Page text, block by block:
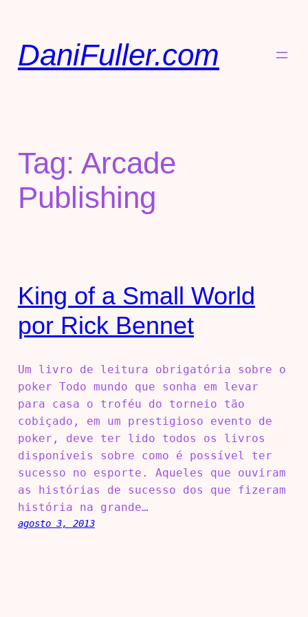
DaniFuller.com
Tag: Arcade
Publishing
King of a Small World
por Rick Bennet
Um livro de leitura obrigatória sobre o
poker Todo mundo que sonha em levar
para casa o troféu do torneio tão
cobiçado, em um prestigioso evento de
poker, deve ter lido todos os livros
disponíveis sobre como é possível ter
sucesso no esporte. Aqueles que ouviram
as histórias de sucesso dos que fizeram
história na grande…
agosto 3, 2013